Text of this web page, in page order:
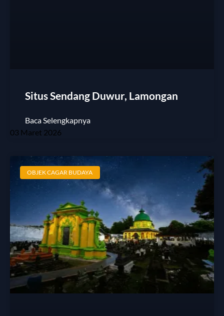
Situs Sendang Duwur, Lamongan
Baca Selengkapnya
03 Maret 2026
OBJEK CAGAR BUDAYA